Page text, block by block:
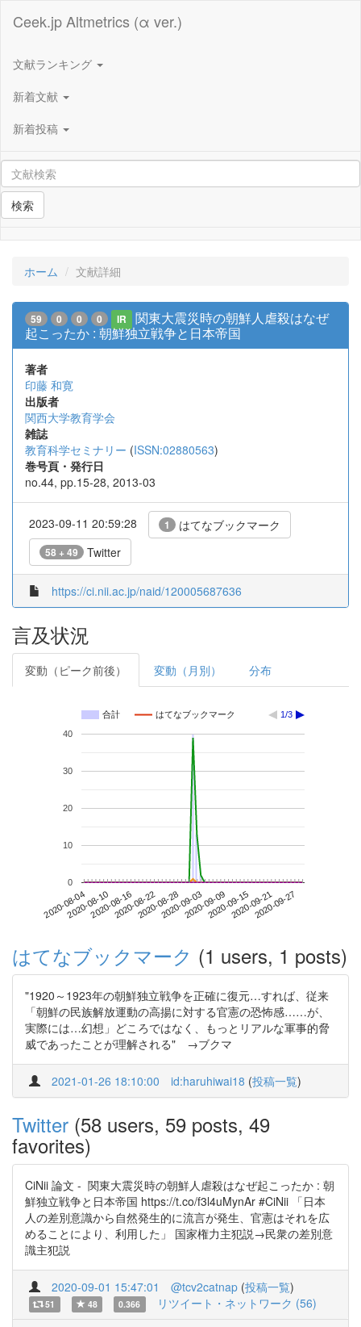
Ceek.jp Altmetrics (α ver.)
文献ランキング
新着文献
新着投稿
検索
ホーム 文献詳細
59 0 0 0 IR
関東大震災時の朝鮮人虐殺はなぜ
起こったか : 朝鮮独立戦争と日本帝国
著者
印藤 和寛
出版者
関西大学教育学会
雑誌
教育科学セミナリー (ISSN:02880563)
巻号頁・発行日
no.44, pp.15-28, 2013-03
2023-09-11 20:59:28 1 はてなブックマーク
58 + 49 Twitter
https://ci.nii.ac.jp/naid/120005687636
言及状況
変動（ピーク前後） 変動（月別） 分布
合計 はてなブックマーク 1/3
2020-08-042020-08-102020-08-162020-08-222020-08-282020-09-032020-09-092020-09-152020-09-212020-09-27
0
10
20
30
40
はてなブックマーク (1 users, 1 posts)
"1920～1923年の朝鮮独立戦争を正確に復元…すれば、従来
「朝鮮の民族解放運動の高揚に対する官憲の恐怖感……が、
実際には…幻想」どころではなく、もっとリアルな軍事的脅
威であったことが理解される" →ブクマ
2021-01-26 18:10:00 id:haruhiwai18 (投稿一覧)
Twitter (58 users, 59 posts, 49
favorites)
CiNii 論文 - 関東大震災時の朝鮮人虐殺はなぜ起こったか : 朝
鮮独立戦争と日本帝国 https://t.co/f3l4uMynAr #CiNii 「日本
人の差別意識から自然発生的に流言が発生、官憲はそれを広
めることにより、利用した」 国家権力主犯説→民衆の差別意
識主犯説
2020-09-01 15:47:01 @tcv2catnap (投稿一覧)
51 48 0.366 リツイート・ネットワーク (56)